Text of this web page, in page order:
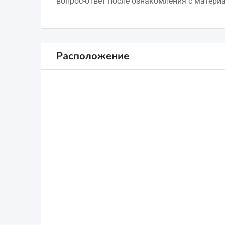
Расположение